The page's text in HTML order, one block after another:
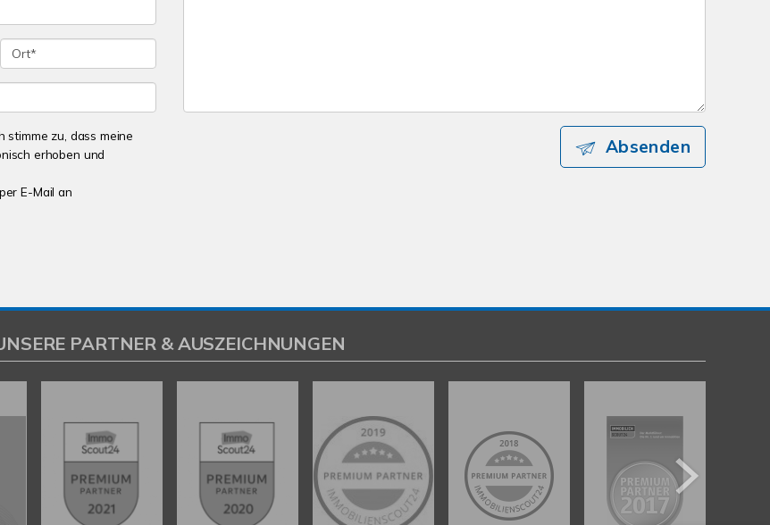
stimme zu, dass meine
erhoben und
E-Mail an
Absenden
PARTNER & AUSZEICHNUNGEN
Empfehlungen auf
ProvenExpert.com
SEHR GUT
5,00